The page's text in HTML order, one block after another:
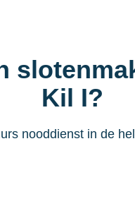
Kil I?
nooddienst in de